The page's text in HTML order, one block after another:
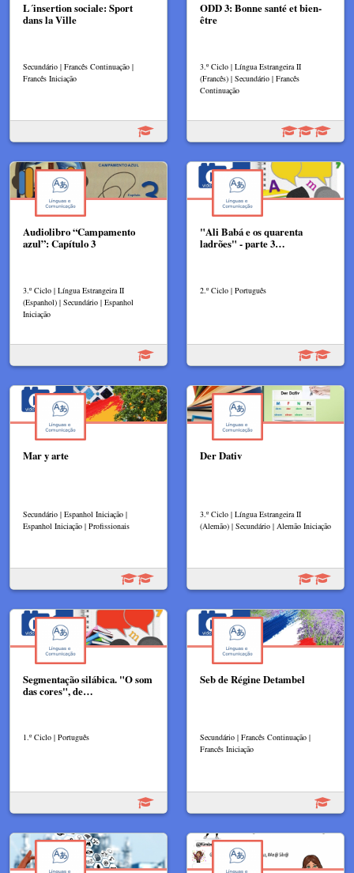
L´insertion sociale: Sport
dans la Ville
Secundário | Francês Continuação |
Francês Iniciação
ODD 3: Bonne santé et bien-
être
3.º Ciclo | Língua Estrangeira II
(Francês) | Secundário | Francês
Continuação
Audiolibro “Campamento
azul”: Capítulo 3
3.º Ciclo | Língua Estrangeira II
(Espanhol) | Secundário | Espanhol
Iniciação
"Ali Babá e os quarenta
ladrões" - parte 3…
2.º Ciclo | Português
Mar y arte
Secundário | Espanhol Iniciação |
Espanhol Iniciação | Profissionais
Der Dativ​
3.º Ciclo | Língua Estrangeira II
(Alemão) | Secundário | Alemão Iniciação
Segmentação silábica. "O som
das cores", de…
1.º Ciclo | Português
Seb de Régine Detambel
Secundário | Francês Continuação |
Francês Iniciação